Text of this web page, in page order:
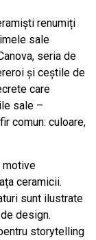
renumiți
sale
seria de
și ceștile de
care
sale –
comun: culoare,
motive
ceramicii.
sunt ilustrate
design.
storytelling